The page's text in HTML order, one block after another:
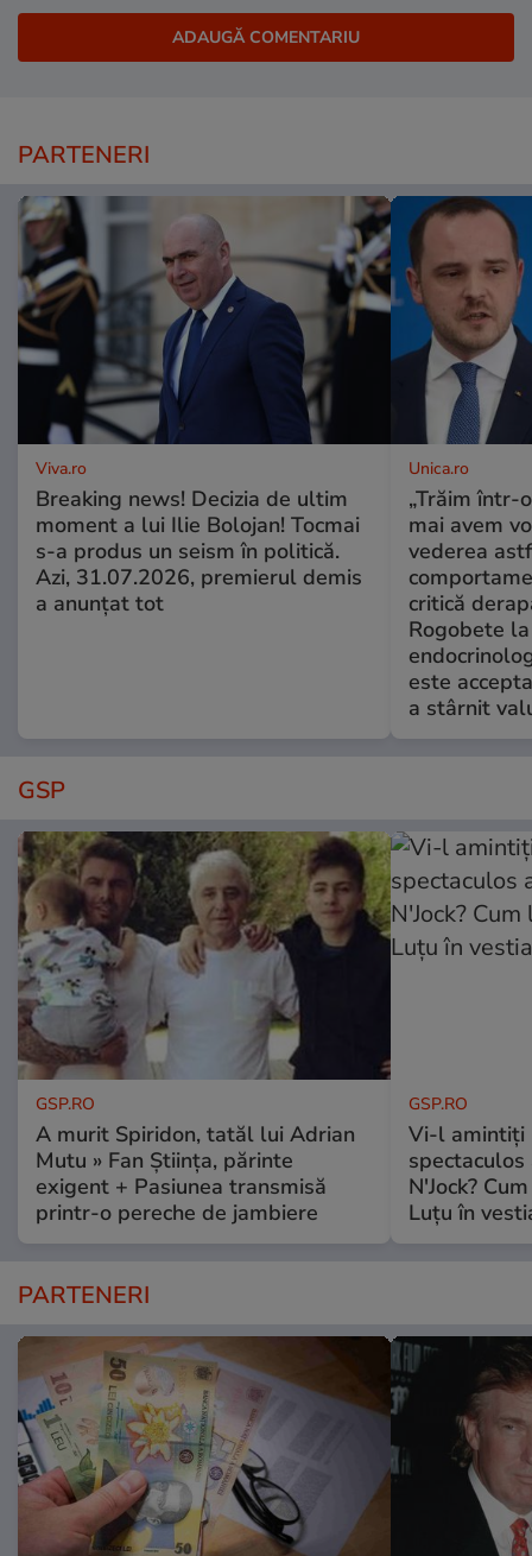
PARTENERI
Viva.ro
Breaking news! Decizia de ultim
moment a lui Ilie Bolojan! Tocmai
s-a produs un seism în politică.
Azi, 31.07.2026, premierul demis
a anunțat tot
Unica.ro
„Trăim într-
mai avem
vederea
critică
Rogobete
este
a stârnit
GSP
GSP.RO
A murit Spiridon, tatăl lui Adrian
Mutu » Fan Știința, părinte
exigent + Pasiunea transmisă
printr-o pereche de jambiere
GSP.RO
Vi-l amintiți
spectaculos
N'Jock?
Luțu în
PARTENERI